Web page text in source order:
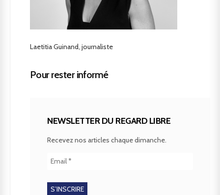
Laetitia Guinand, journaliste
Pour rester informé
NEWSLETTER DU REGARD LIBRE
Recevez nos articles chaque dimanche.